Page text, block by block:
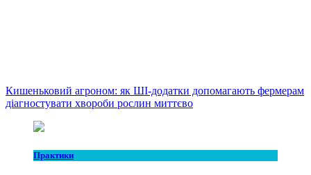
Кишеньковий агроном: як ШІ-додатки допомагають фермерам
діагностувати хвороби рослин миттєво
Практики